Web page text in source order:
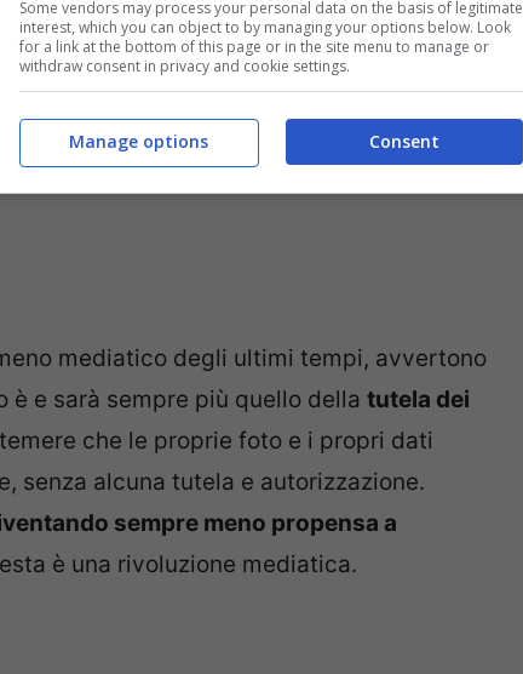
mediatico degli ultimi tempi, avvertono
e sarà sempre più quello della tutela dei
che le proprie foto e i propri dati
senza alcuna tutela e autorizzazione.
sempre meno propensa a
è una rivoluzione mediatica.
Some vendors may process your personal data on the basis of legitimate
interest, which you can object to by managing your options below. Look
for a link at the bottom of this page or in the site menu to manage or
withdraw consent in privacy and cookie settings.
Consent
Manage options